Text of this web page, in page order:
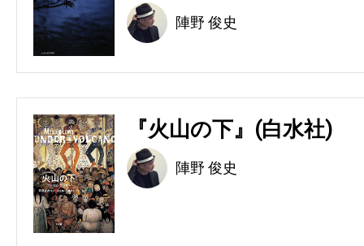
陣野 俊史
『火山の下』(白水社)
陣野 俊史